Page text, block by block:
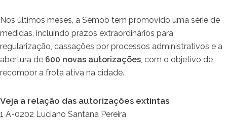
Nos últimos meses, a Semob tem promovido uma série de
medidas, incluindo prazos extraordinários para
regularização, cassações por processos administrativos e a
abertura de 600 novas autorizações, com o objetivo de
recompor a frota ativa na cidade.
Veja a relação das autorizações extintas
1 A-0202 Luciano Santana Pereira